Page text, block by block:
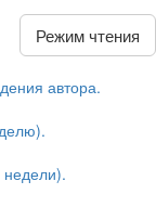
Режим чтения
автора.
недели).